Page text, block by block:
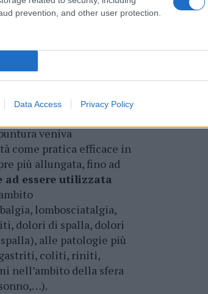
prevention, and other user protection.
Data Access Privacy Policy
è efficace nel
veniva
come pratica efficace in
più allungata, fino ad
ad essere utilizzata
lombosciatalgia,
dolori di spalla, dolori
alle patologie più
gastriti, coliti, riniti,
nell’ambito della sfera